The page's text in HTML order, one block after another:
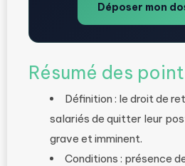
Déposer mon
Résumé des
Définition : le droit de
salariés de quitter leur
grave et imminent.
Conditions : présence